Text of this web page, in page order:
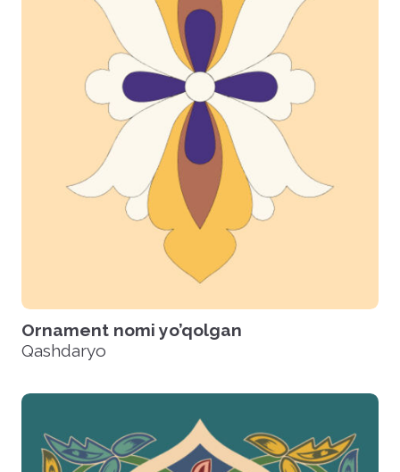
Ornament nomi yo’qolgan
Qashdaryo